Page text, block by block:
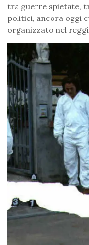
tra guerre spietate,
politici, ancora oggi
organizzato nel